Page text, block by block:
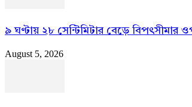
৯ ঘণ্টায় ২৮ সেন্টিমিটার বেড়ে বিপৎসীমার
August 5, 2026